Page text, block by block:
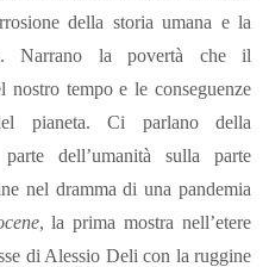
della storia umana e la
Narrano la povertà che il
nostro tempo e le conseguenze
pianeta. Ci parlano della
dell’umanità sulla parte
nel dramma di una pandemia
, la prima mostra nell’etere
di Alessio Deli con la ruggine